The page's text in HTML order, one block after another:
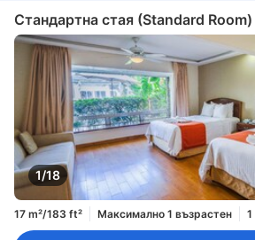
Стандартна стая (Standard Room)
1/18
17 m²/183 ft² Максимално 1 възрастен 1